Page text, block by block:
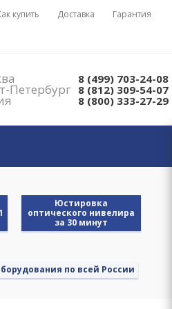
купить Доставка Гарантия
8 (499) 703-24-08
Петербург 8 (812) 309-54-07
8 (800) 333-27-29
по всей России
Юстировка
оптического нивелира
за 30 минут